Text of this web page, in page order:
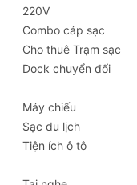
xác
bước chân hàng
thể thao
các chỉ số tập luyện,
sống lành mạnh và
thông minh khác
theo dõi sức
220V
Combo cáp sạc
Cho thuê Trạm sạc
Dock chuyển đổi
Máy chiếu
Sạc du lịch
Tiện ích ô tô